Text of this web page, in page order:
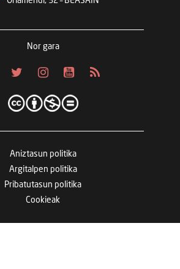
Nor gara
Aniztasun politika
Argitalpen politika
Pribatutasun politika
Cookieak